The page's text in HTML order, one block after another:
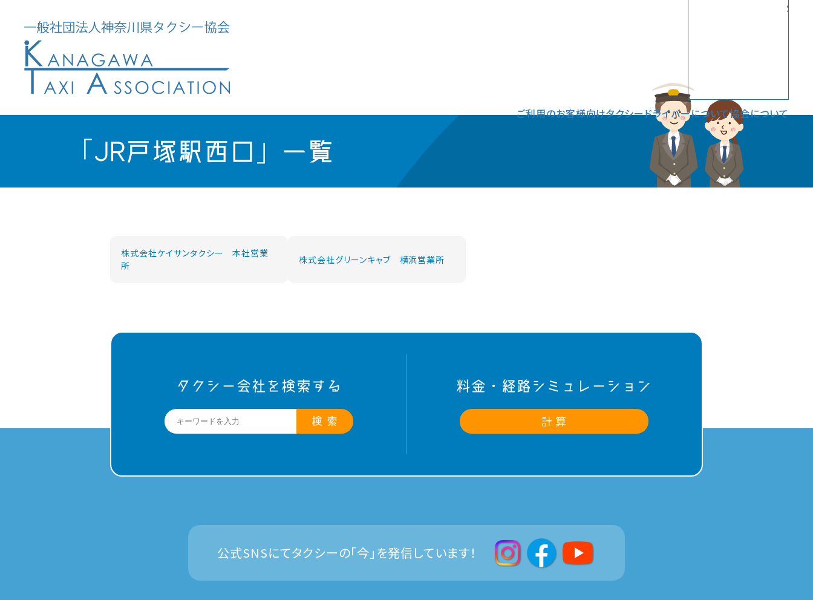
ご利用のお客様向けタクシードライバーについて協会について
「JR戸塚駅西口」一覧
株式会社ケイサンタクシー 本社営業
所
株式会社グリーンキャブ 横浜営業所
タクシー会社を検索する
検 索
料金・経路シミュレーション
計 算
公式SNSにてタクシーの「今」を発信しています！